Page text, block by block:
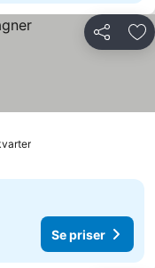
Dela
Se priser
Se priser